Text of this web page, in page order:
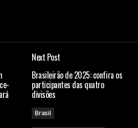
Next Post
Brasileirão de 2025: confira os
participantes das quatro
divisões
Brasil